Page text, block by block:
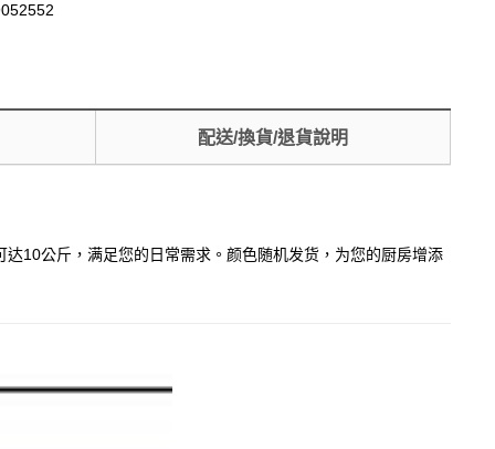
配送/換貨/退貨說明
10公斤，满足您的日常需求。颜色随机发货，为您的厨房增添